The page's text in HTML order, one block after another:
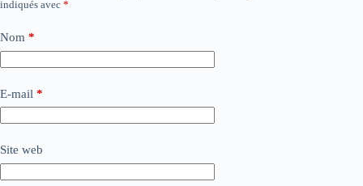
indiqués avec *
Nom *
E-mail *
Site web